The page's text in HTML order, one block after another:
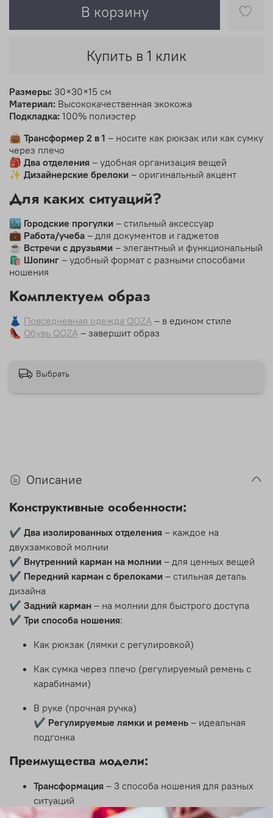
В корзину
Купить в 1 клик
Размеры: 30×30×15 см
Материал: Высококачественная экокожа
Подкладка: 100% полиэстер
👜 Трансформер 2 в 1 – носите как рюкзак или как сумку
через плечо
🎒 Два отделения – удобная организация вещей
✨ Дизайнерские брелоки – оригинальный акцент
Для каких ситуаций?
🏙️ Городские прогулки – стильный аксессуар
💼 Работа/учеба – для документов и гаджетов
☕ Встречи с друзьями – элегантный и функциональный
🛍️ Шопинг – удобный формат с разными способами
ношения
Комплектуем образ
👗 Повседневная одежда QOZA – в едином стиле
👠 Обувь QOZA – завершит образ
Выбрать
Описание
Конструктивные особенности:
✔ Два изолированных отделения – каждое на
двухзамковой молнии
✔ Внутренний карман на молнии – для ценных вещей
✔ Передний карман с брелоками – стильная деталь
дизайна
✔ Задний карман – на молнии для быстрого доступа
✔ Три способа ношения:
Как рюкзак (лямки с регулировкой)
Как сумка через плечо (регулируемый ремень с
карабинами)
В руке (прочная ручка)
✔ Регулируемые лямки и ремень – идеальная
подгонка
Преимущества модели:
Трансформация – 3 способа ношения для разных
ситуаций